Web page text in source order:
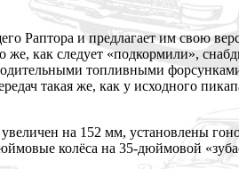
Раптора и предлагает им свою
как следует «подкормили»,
топливными
такая же, как у исходного
на 152 мм, установлены
колёса на 35-дюймовой